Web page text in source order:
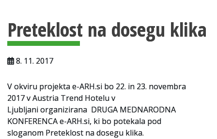
Vloga za upravne namene
Vloga za čitalnico
VAČ – VIRTUALNA ARHIVSKA ČITALNICA
Za ustvarjalce
Strokovna usposabljanja za uslužbence
Preteklost na dosegu klika
8. 11. 2017
V okviru projekta e-ARH.si bo 22. in 23. novembra
2017 v Austria Trend Hotelu v
Ljubljani organizirana DRUGA MEDNARODNA
KONFERENCA e-ARH.si, ki bo potekala pod
sloganom Preteklost na dosegu klika.